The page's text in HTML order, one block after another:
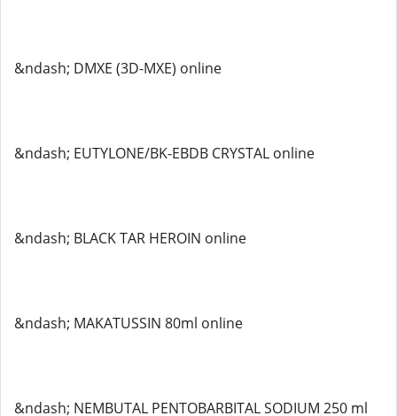
&ndash; DMXE (3D-MXE) online
&ndash; EUTYLONE/BK-EBDB CRYSTAL online
&ndash; BLACK TAR HEROIN online
&ndash; MAKATUSSIN 80ml online
&ndash; NEMBUTAL PENTOBARBITAL SODIUM 250 ml